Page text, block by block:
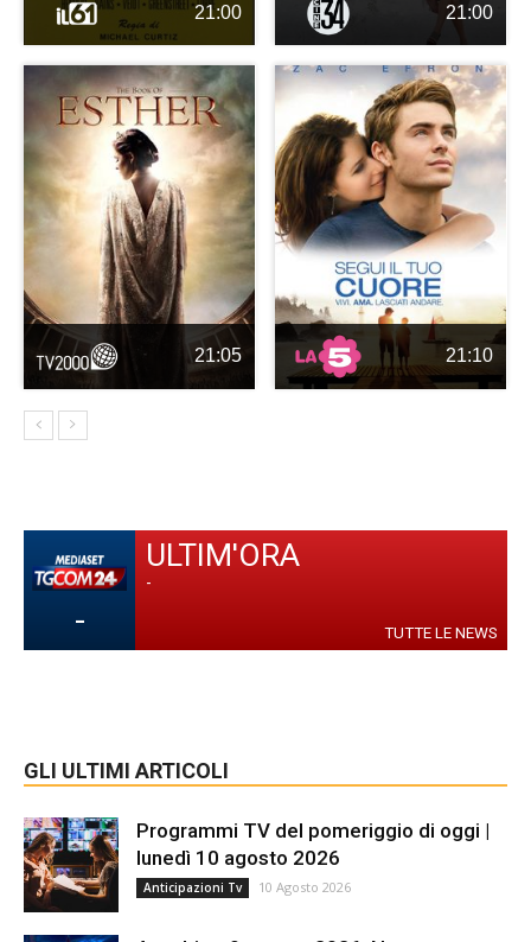
21:00 21:00
21:05 21:10
-
ULTIM'ORA
-
TUTTE LE NEWS
GLI ULTIMI ARTICOLI
Programmi TV del pomeriggio di oggi |
lunedì 10 agosto 2026
Anticipazioni Tv 10 Agosto 2026